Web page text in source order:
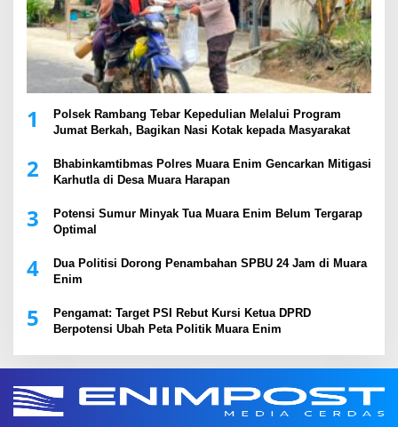
1
Polsek Rambang Tebar Kepedulian Melalui Program
Jumat Berkah, Bagikan Nasi Kotak kepada Masyarakat
2
Bhabinkamtibmas Polres Muara Enim Gencarkan Mitigasi
Karhutla di Desa Muara Harapan
3
Potensi Sumur Minyak Tua Muara Enim Belum Tergarap
Optimal
4
Dua Politisi Dorong Penambahan SPBU 24 Jam di Muara
Enim
5
Pengamat: Target PSI Rebut Kursi Ketua DPRD
Berpotensi Ubah Peta Politik Muara Enim